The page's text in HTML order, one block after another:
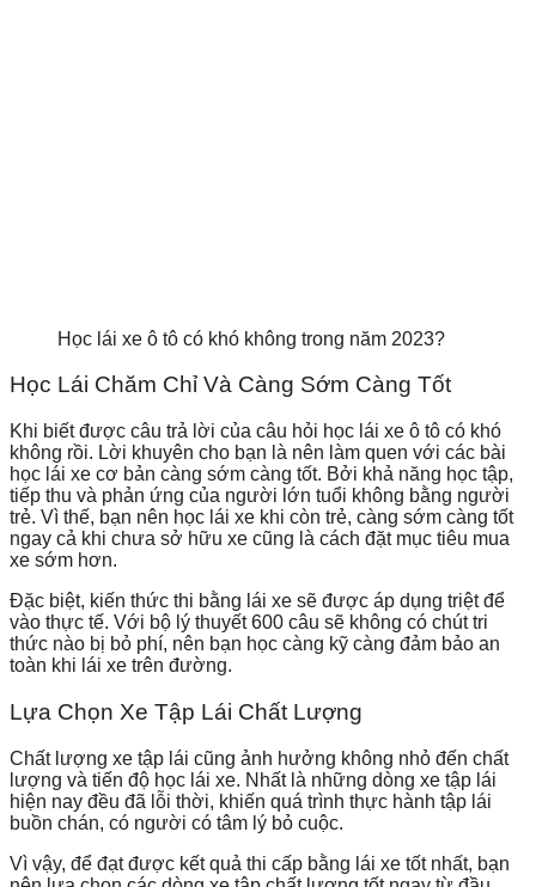
Học lái xe ô tô có khó không trong năm 2023?
Học Lái Chăm Chỉ Và Càng Sớm Càng Tốt
Khi biết được câu trả lời của câu hỏi học lái xe ô tô có khó
không rồi. Lời khuyên cho bạn là nên làm quen với các bài
học lái xe cơ bản càng sớm càng tốt. Bởi khả năng học tập,
tiếp thu và phản ứng của người lớn tuổi không bằng người
trẻ. Vì thế, bạn nên học lái xe khi còn trẻ, càng sớm càng tốt
ngay cả khi chưa sở hữu xe cũng là cách đặt mục tiêu mua
xe sớm hơn.
Đặc biệt, kiến thức thi bằng lái xe sẽ được áp dụng triệt để
vào thực tế. Với bộ lý thuyết 600 câu sẽ không có chút tri
thức nào bị bỏ phí, nên bạn học càng kỹ càng đảm bảo an
toàn khi lái xe trên đường.
Lựa Chọn Xe Tập Lái Chất Lượng
Chất lượng xe tập lái cũng ảnh hưởng không nhỏ đến chất
lượng và tiến độ học lái xe. Nhất là những dòng xe tập lái
hiện nay đều đã lỗi thời, khiến quá trình thực hành tập lái
buồn chán, có người có tâm lý bỏ cuộc.
Vì vậy, để đạt được kết quả thi cấp bằng lái xe tốt nhất, bạn